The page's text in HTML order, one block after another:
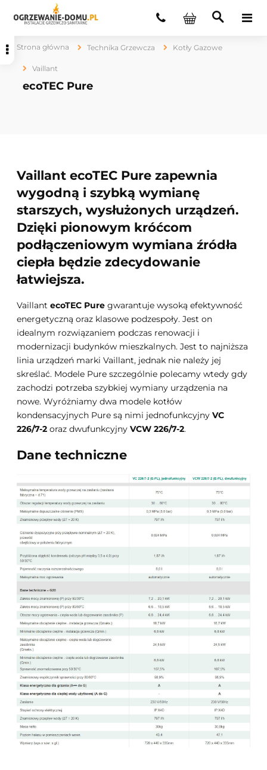
Strona główna Technika Grzewcza Kotły Gazowe
Vaillant
ecoTEC Pure
Vaillant ecoTEC Pure zapewnia
wygodną i szybką wymianę
starszych, wysłużonych urządzeń.
Dzięki pionowym króćcom
podłączeniowym wymiana źródła
ciepła będzie zdecydowanie
łatwiejsza.
Vaillant ecoTEC Pure gwarantuje wysoką efektywność
energetyczną oraz klasowe podzespoły. Jest on
idealnym rozwiązaniem podczas renowacji i
modernizacji budynków mieszkalnych. Jest to najniższa
linia urządzeń marki Vaillant, jednak nie należy jej
skreślać. Modele Pure szczególnie polecamy wtedy gdy
zachodzi potrzeba szybkiej wymiany urządzenia na
nowe. Wyróżniamy dwa modele kotłów
kondensacyjnych Pure są nimi jednofunkcyjny VC
226/7-2 oraz dwufunkcyjny VCW 226/7-2.
Dane techniczne